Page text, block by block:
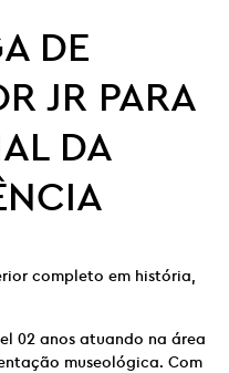
DE
JR PARA
DA
completo em história,
02 anos atuando na área
museológica. Com